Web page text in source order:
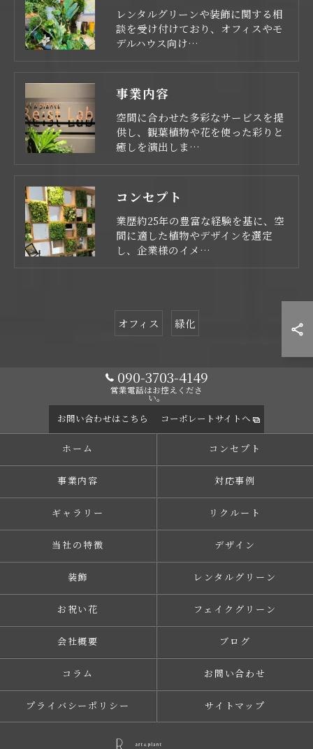
レンタルグリーンや装飾に関する相
談を受け付けており、オフィスやモ
デルハウス向け…
事業内容
空間に合わせた多彩なサービスを提
供し、観葉植物や花を使った彩りと
癒しを演出しま…
コンセプト
業歴約25年の豊富な経験を基に、空
間に適した植物やデザインを選定
し、企業様のイメ…
オフィス 緑化
090-3703-4149
営業電話はお控えくださ
い。
お問い合わせはこちら コーポレートサイトへ
ホーム コンセプト
事業内容 対応事例
ギャラリー リクルート
当社の特徴 デザイン
装飾 レンタルグリーン
お祝い花 フェイクグリーン
会社概要 ブログ
コラム お問い合わせ
プライバシーポリシー サイトマップ